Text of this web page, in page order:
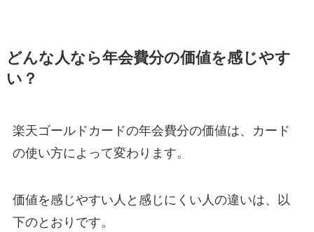
どんな人なら年会費分の価値を感じやす
い？
楽天ゴールドカードの年会費分の価値は、カード
の使い方によって変わります。
価値を感じやすい人と感じにくい人の違いは、以
下のとおりです。